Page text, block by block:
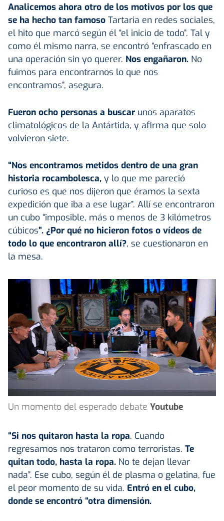
Analicemos ahora otro de los motivos por los que
se ha hecho tan famoso Tartaria en redes sociales,
el hito que marcó según él “el inicio de todo”. Tal y
como él mismo narra, se encontró “enfrascado en
una operación sin yo querer. Nos engañaron. No
fuimos para encontrarnos lo que nos
encontramos”, asegura.
Fueron ocho personas a buscar unos aparatos
climatológicos de la Antártida, y afirma que solo
volvieron siete.
“Nos encontramos metidos dentro de una gran
historia rocambolesca, y lo que me pareció
curioso es que nos dijeron que éramos la sexta
expedición que iba a ese lugar”. Allí se encontraron
un cubo “imposible, más o menos de 3 kilómetros
cúbicos”. ¿Por qué no hicieron fotos o vídeos de
todo lo que encontraron allí?, se cuestionaron en
la mesa.
Un momento del esperado debate Youtube
“Si nos quitaron hasta la ropa. Cuando
regresamos nos trataron como terroristas. Te
quitan todo, hasta la ropa. No te dejan llevar
nada”. Ese cubo, según él de plasma o gelatina, fue
el peor momento de su vida. Entró en el cubo,
donde se encontró “otra dimensión.